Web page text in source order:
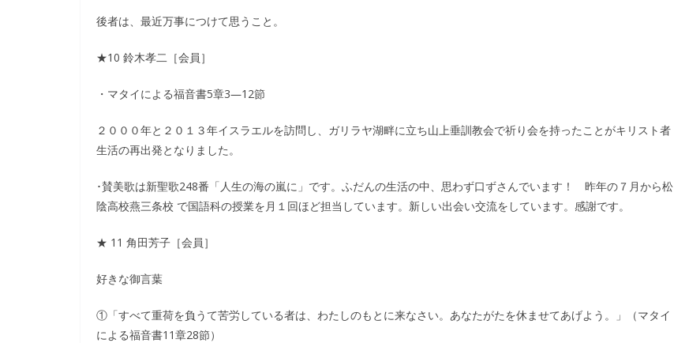
後者は、最近万事につけて思うこと。
★10 鈴木孝二［会員］
・マタイによる福音書5章3―12節
２０００年と２０１３年イスラエルを訪問し、ガリラヤ湖畔に立ち山上垂訓教会で祈り会を持ったことがキリスト者
生活の再出発となりました。
･賛美歌は新聖歌248番「人生の海の嵐に」です。ふだんの生活の中、思わず口ずさんでいます！ 昨年の７月から松
陰高校燕三条校 で国語科の授業を月１回ほど担当しています。新しい出会い交流をしています。感謝です。
★ 11 角田芳子［会員］
好きな御言葉
①「すべて重荷を負うて苦労している者は、わたしのもとに来なさい。あなたがたを休ませてあげよう。」（マタイ
による福音書11章28節）